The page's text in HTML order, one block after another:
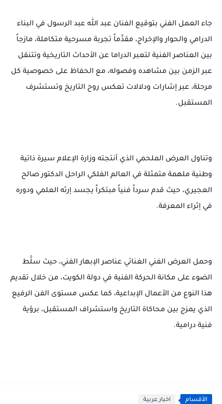
جاء العمل الفني بتوقيع الفنان عبد الله عبد الرسول في البناء
الدرامي والحوار والإخراج، مقدِّماً تجربة مسرحية متكاملة، مازجاً
بين العناصر الفنية لتعبر الدراما عن الأحداث التاريخية وتتنقل
عبر الزمن بين مشاهده وفصوله، مع الحفاظ على خصوصية كل
مرحلة، عبر إشارات ودلالات تعكس روح التاريخ وتستشرف
المستقبل.
وتناول العرض الملحمي الذي أنتجته وزارة الإعلام سيرة ذاتية
وطنية ملهمة متمثلة في العالم الفلكي الراحل الدكتور صالح
العجيري، حيث قدم سرداً فنياً مبتكراً يجسد إرثه العلمي ودوره
في إثراء المعرفة.
وحمل العرض الفني الغنائي عناصر الإبهار الفني، حيث سلَّط
الضوء على مكانة الحركة الفنية في دولة الكويت، من خلال تقديم
هذا النوع من الأعمال الإبداعية، كما عكس مستوى الفن الرفيع
الذي يمزج بين محاكاة التاريخ واستشراف المستقبل، برؤية
فنية درامية.
الأقسام اخبار عربية